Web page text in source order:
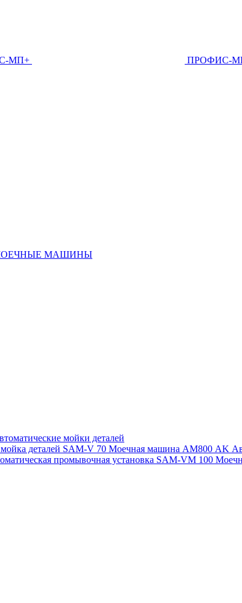
МП+ ПРОФИС-
МАШИНЫ
мойки деталей
деталей SAM-V 70 Моечная машина АМ800 AK
промывочная установка SAM-VM 100